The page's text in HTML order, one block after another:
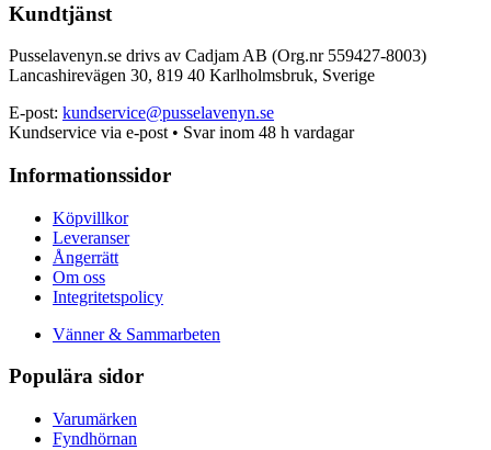
Kundtjänst
Pusselavenyn.se drivs av Cadjam AB (Org.nr 559427-8003)
Lancashirevägen 30, 819 40 Karlholmsbruk, Sverige
E-post: kundservice@pusselavenyn.se
Kundservice via e-post • Svar inom 48 h vardagar
Informationssidor
Köpvillkor
Leveranser
Ångerrätt
Om oss
Integritetspolicy
Vänner & Sammarbeten
Populära sidor
Varumärken
Fyndhörnan